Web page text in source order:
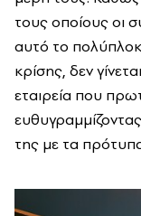
τους οποίους οι
αυτό το
κρίσης, δεν
εταιρεία που
της με τα